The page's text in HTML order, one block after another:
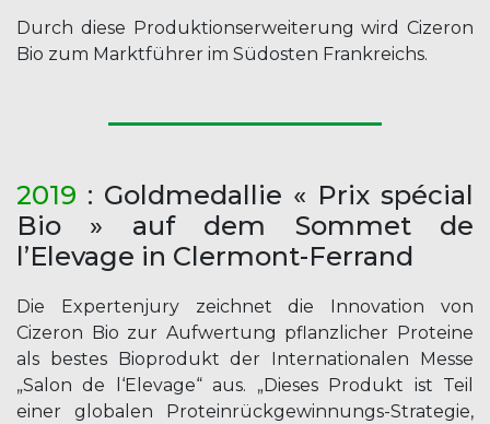
Durch diese Produktionserweiterung wird Cizeron
Bio zum Marktführer im Südosten Frankreichs.
2019 : Goldmedallie « Prix spécial
Bio » auf dem Sommet de
l’Elevage in Clermont-Ferrand
Die Expertenjury zeichnet die Innovation von
Cizeron Bio zur Aufwertung pflanzlicher Proteine
als bestes Bioprodukt der Internationalen Messe
„Salon de l‘Elevage“ aus. „Dieses Produkt ist Teil
einer globalen Proteinrückgewinnungs-Strategie,